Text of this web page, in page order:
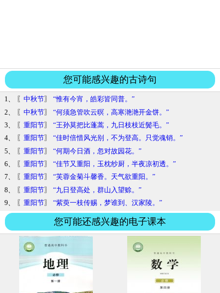
您可能感兴趣的古诗句
1、 〖 中秋节〗 “惟有今宵，皓彩皆同普。”
2、 〖 中秋节〗 “何须急管吹云暝，高寒滟滟开金饼。”
3、 〖 重阳节〗 “王孙莫把比蓬蒿，九日枝枝近鬓毛。”
4、 〖 重阳节〗 “佳时倍惜风光别，不为登高。只觉魂销。”
5、 〖 重阳节〗 “何期今日酒，忽对故园花。”
6、 〖 重阳节〗 “佳节又重阳，玉枕纱厨，半夜凉初透。”
7、 〖 重阳节〗 “芙蓉金菊斗馨香。天气欲重阳。”
8、 〖 重阳节〗 “九日登高处，群山入望赊。”
9、 〖 重阳节〗 “紫萸一枝传赐，梦谁到、汉家陵。”
您可能还感兴趣的电子课本